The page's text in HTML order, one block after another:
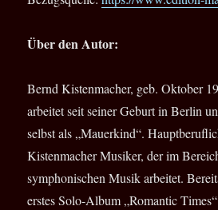
Über den Autor:
Bernd Kistenmacher, geb. Oktober
arbeitet seit seiner Geburt in Berlin
selbst als „Mauerkind“.
Kistenmacher Musiker, der im
symphonischen Musik arbeitet.
erstes Solo-Album „Romantic